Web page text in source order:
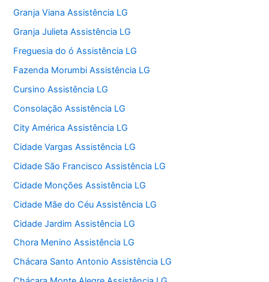
Granja Viana Assistência LG
Granja Julieta Assistência LG
Freguesia do ó Assistência LG
Fazenda Morumbi Assistência LG
Cursino Assistência LG
Consolação Assistência LG
City América Assistência LG
Cidade Vargas Assistência LG
Cidade São Francisco Assistência LG
Cidade Monções Assistência LG
Cidade Mãe do Céu Assistência LG
Cidade Jardim Assistência LG
Chora Menino Assistência LG
Chácara Santo Antonio Assistência LG